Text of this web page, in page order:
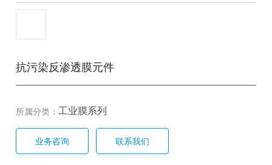
抗污染反渗透膜元件
所属分类：工业膜系列
业务咨询 联系我们